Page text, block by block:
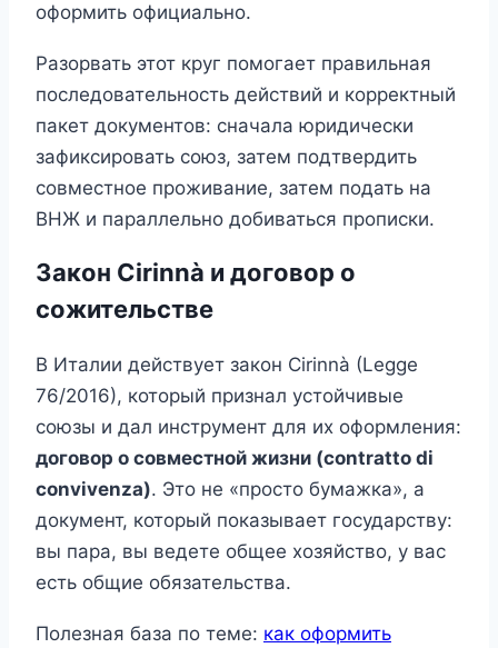
оформить официально.
Разорвать этот круг помогает правильная
последовательность действий и корректный
пакет документов: сначала юридически
зафиксировать союз, затем подтвердить
совместное проживание, затем подать на
ВНЖ и параллельно добиваться прописки.
Закон Cirinnà и договор о
сожительстве
В Италии действует закон Cirinnà (Legge
76/2016), который признал устойчивые
союзы и дал инструмент для их оформления:
договор о совместной жизни (contratto di
convivenza). Это не «просто бумажка», а
документ, который показывает государству:
вы пара, вы ведете общее хозяйство, у вас
есть общие обязательства.
Полезная база по теме: как оформить